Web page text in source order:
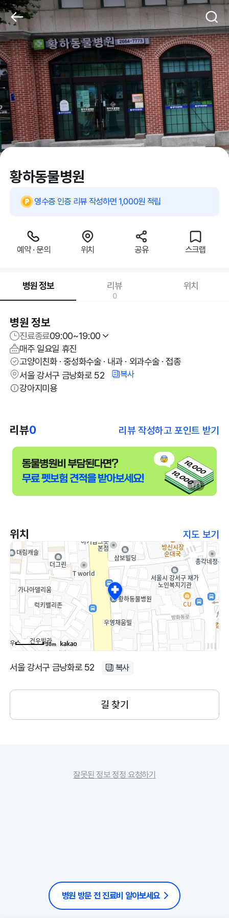
황하동물병원
영수증 인증 리뷰 작성하면 1,000원 적립
예약 · 문의 위치 공유 스크랩
병원 정보 리뷰
0
위치
병원 정보
진료종료09:00~19:00
매주 일요일 휴진
고양이친화 · 중성화수술 · 내과 · 외과수술 · 접종
서울 강서구 금낭화로 52
복사
강아지미용
리뷰0 리뷰 작성하고 포인트 받기
1 / 1
위치 지도 보기
30m
서울 강서구 금낭화로 52 복사
길 찾기
잘못된 정보 정정 요청하기
병원 방문 전 진료비 알아보세요